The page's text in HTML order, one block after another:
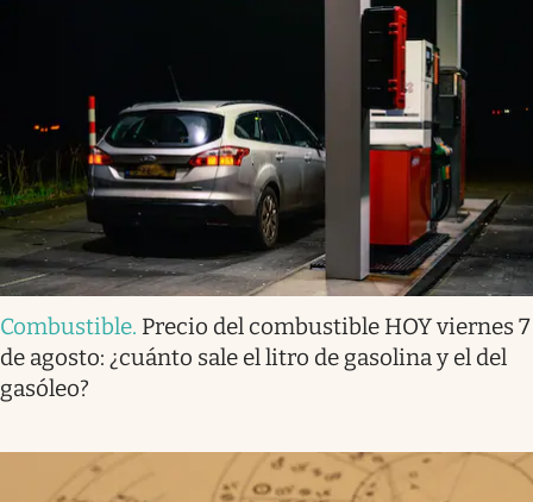
Combustible. Precio del combustible HOY viernes 7
de agosto: ¿cuánto sale el litro de gasolina y el del
gasóleo?